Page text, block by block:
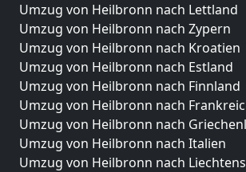
Umzug von Heilbronn nach Lettland
Umzug von Heilbronn nach Zypern
Umzug von Heilbronn nach Kroatien
Umzug von Heilbronn nach Estland
Umzug von Heilbronn nach Finnland
Umzug von Heilbronn nach
Umzug von Heilbronn nach
Umzug von Heilbronn nach Italien
Umzug von Heilbronn nach